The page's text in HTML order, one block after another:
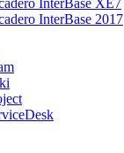
InterBase XE7
InterBase 2017